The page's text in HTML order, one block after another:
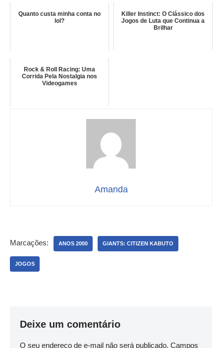
Quanto custa minha conta no
lol?
Killer Instinct: O Clássico dos
Jogos de Luta que Continua a
Brilhar
Rock & Roll Racing: Uma
Corrida Pela Nostalgia nos
Videogames
Amanda
Marcações: ANOS 2000 GIANTS: CITIZEN KABUTO
JOGOS
Deixe um comentário
O seu endereço de e-mail não será publicado. Campos